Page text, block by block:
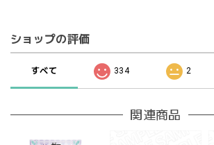
ショップの評価
すべて 334 2
関連商品